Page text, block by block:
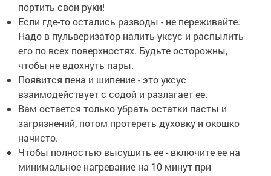
портить свои руки!
Если где-то остались разводы - не переживайте.
Надо в пульверизатор налить уксус и распылить
его по всех поверхностях. Будьте осторожны,
чтобы не вдохнуть пары.
Появится пена и шипение - это уксус
взаимодействует с содой и разлагает ее.
Вам остается только убрать остатки пасты и
загрязнений, потом протереть духовку и окошко
начисто.
Чтобы полностью высушить ее - включите ее на
минимальное нагревание на 10 минут при